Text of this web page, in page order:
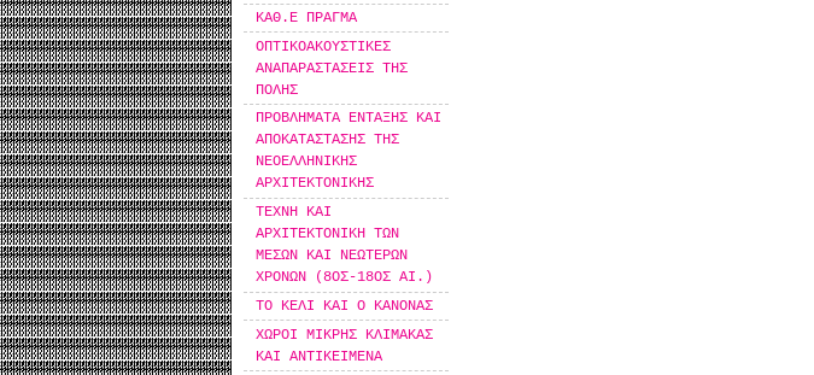
ΚΑΘ.Ε ΠΡΑΓΜΑ
ΟΠΤΙΚΟΑΚΟΥΣΤΙΚΕΣ
ΑΝΑΠΑΡΑΣΤΑΣΕΙΣ ΤΗΣ
ΠΟΛΗΣ
ΠΡΟΒΛΗΜΑΤΑ ΕΝΤΑΞΗΣ ΚΑΙ
ΑΠΟΚΑΤΑΣΤΑΣΗΣ ΤΗΣ
ΝΕΟΕΛΛΗΝΙΚΗΣ
ΑΡΧΙΤΕΚΤΟΝΙΚΗΣ
ΤΕΧΝΗ ΚΑΙ
ΑΡΧΙΤΕΚΤΟΝΙΚΗ ΤΩΝ
ΜΕΣΩΝ ΚΑΙ ΝΕΩΤΕΡΩΝ
ΧΡΟΝΩΝ (8ΟΣ-18ΟΣ ΑΙ.)
ΤΟ ΚΕΛΙ ΚΑΙ Ο ΚΑΝΟΝΑΣ
ΧΩΡΟΙ ΜΙΚΡΗΣ ΚΛΙΜΑΚΑΣ
ΚΑΙ ΑΝΤΙΚΕΙΜΕΝΑ